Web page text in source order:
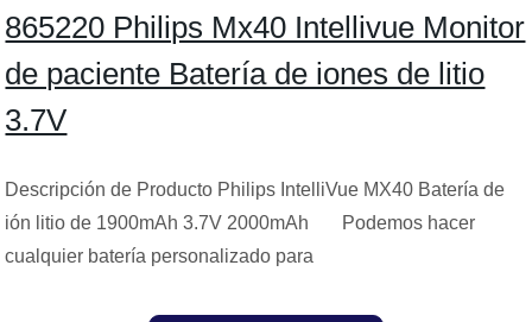
865220 Philips Mx40 Intellivue Monitor
de paciente Batería de iones de litio
3.7V
Descripción de Producto Philips IntelliVue MX40 Batería de
ión litio de 1900mAh 3.7V 2000mAh Podemos hacer
cualquier batería personalizado para